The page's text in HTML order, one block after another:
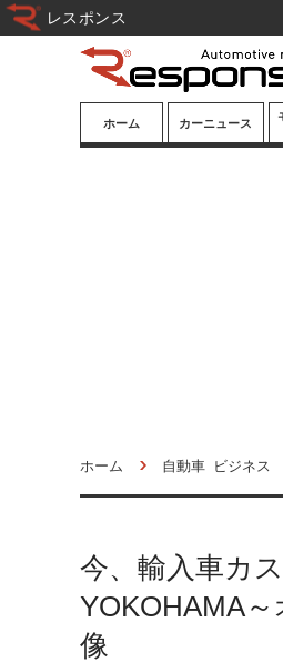
ホーム カーニュース
ホーム 自動車 ビジネス
今、輸入車カ
YOKOHAMA
像
レスポンス